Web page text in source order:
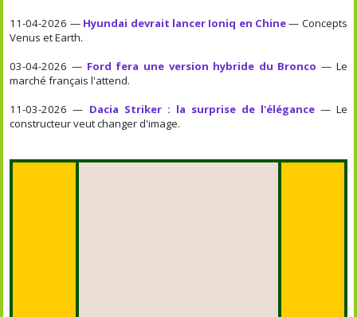
11-04-2026 — Hyundai devrait lancer Ioniq en Chine— Concepts
Venus et Earth.
03-04-2026 — Ford fera une version hybride du Bronco — Le
marché français l'attend.
11-03-2026 — Dacia Striker : la surprise de l'élégance— Le
constructeur veut changer d'image.